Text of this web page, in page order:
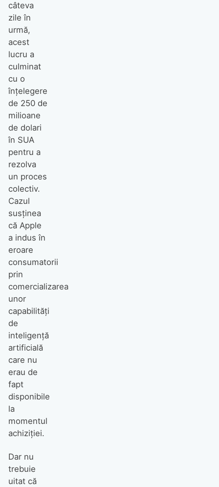
câteva
zile în
urmă,
acest
lucru a
culminat
cu o
înțelegere
de 250 de
milioane
de dolari
în SUA
pentru a
rezolva
un proces
colectiv.
Cazul
susținea
că Apple
a indus în
eroare
consumatorii
prin
comercializarea
unor
capabilități
de
inteligență
artificială
care nu
erau de
fapt
disponibile
la
momentul
achiziției.
Dar nu
trebuie
uitat că